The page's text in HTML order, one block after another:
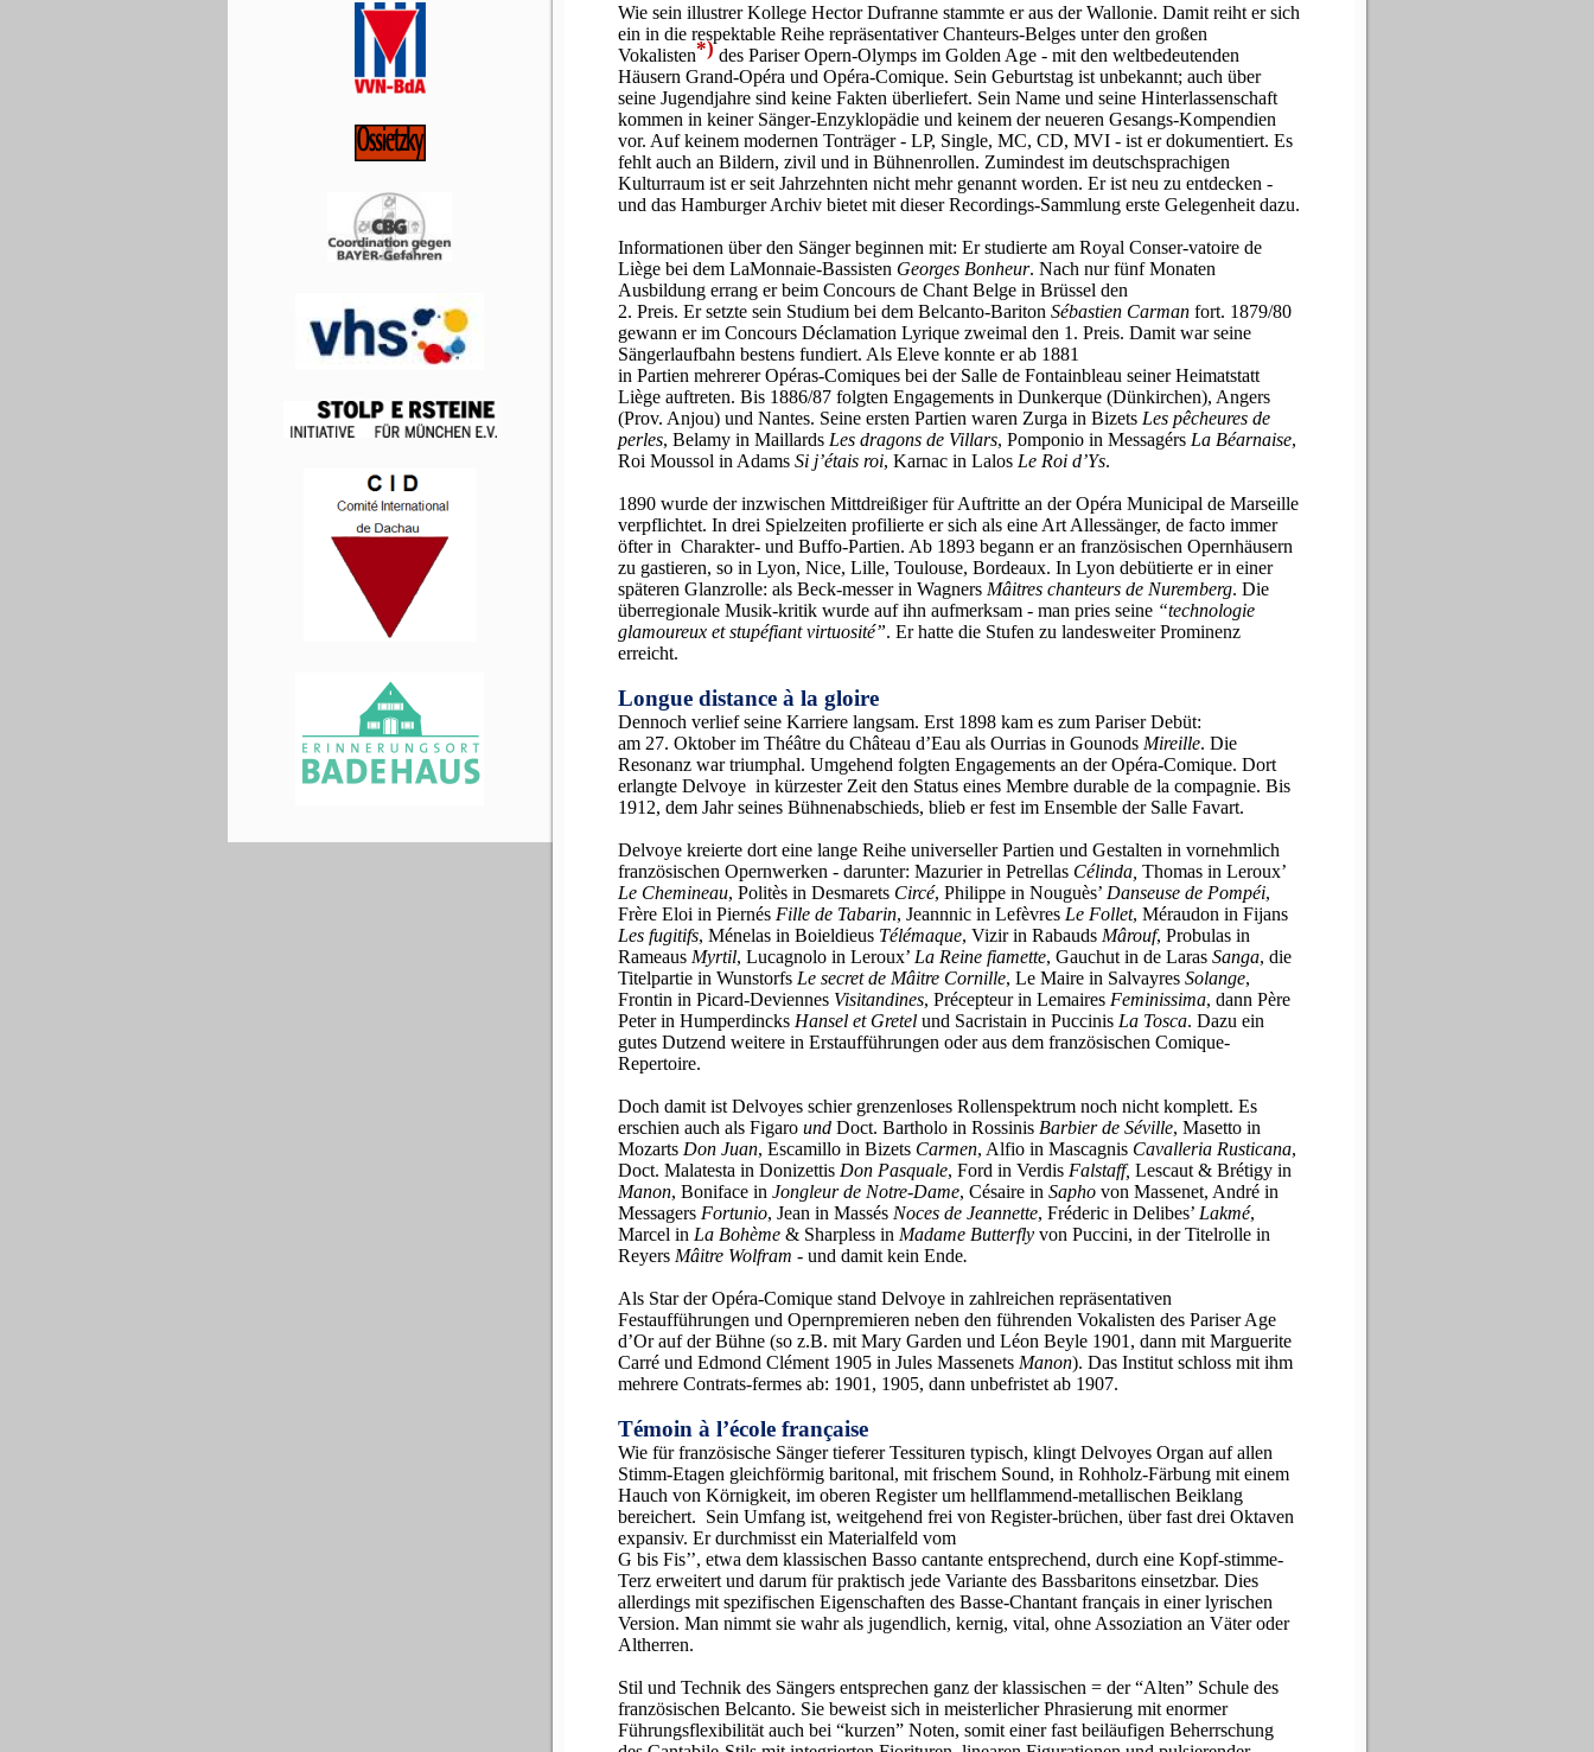
Wie sein illustrer Kollege Hector Dufranne stammte er aus der Wallonie. Damit reiht er sich
ein in die respektable Reihe repräsentativer Chanteurs-Belges unter den großen
Vokalisten*) des Pariser Opern-Olymps im Golden Age - mit den weltbedeutenden
Häusern Grand-Opéra und Opéra-Comique. Sein Geburtstag ist unbekannt; auch über
seine Jugendjahre sind keine Fakten überliefert. Sein Name und seine Hinterlassenschaft
kommen in keiner Sänger-Enzyklopädie und keinem der neueren Gesangs-Kompendien
vor. Auf keinem modernen Tonträger - LP, Single, MC, CD, MVI - ist er dokumentiert. Es
fehlt auch an Bildern, zivil und in Bühnenrollen. Zumindest im deutschsprachigen
Kulturraum ist er seit Jahrzehnten nicht mehr genannt worden. Er ist neu zu entdecken -
und das Hamburger Archiv bietet mit dieser Recordings-Sammlung erste Gelegenheit dazu.
Informationen über den Sänger beginnen mit: Er studierte am Royal Conser-vatoire de
Liège bei dem LaMonnaie-Bassisten Georges Bonheur. Nach nur fünf Monaten
Ausbildung errang er beim Concours de Chant Belge in Brüssel den
2. Preis. Er setzte sein Studium bei dem Belcanto-Bariton Sébastien Carmanfort. 1879/80
gewann er im Concours Déclamation Lyrique zweimal den 1. Preis. Damit war seine
Sängerlaufbahn bestens fundiert. Als Eleve konnte er ab 1881
in Partien mehrerer Opéras-Comiques bei der Salle de Fontainbleau seiner Heimatstatt
Liège auftreten. Bis 1886/87 folgten Engagements in Dunkerque (Dünkirchen), Angers
(Prov. Anjou) und Nantes. Seine ersten Partien waren Zurga in Bizets Les pêcheures de
perles, Belamy in Maillards Les dragons de Villars, Pomponio in Messagérs La Béarnaise,
Roi Moussol in Adams Si j’étais roi, Karnac in Lalos Le Roi d’Ys.
1890 wurde der inzwischen Mittdreißiger für Auftritte an der Opéra Municipal de Marseille
verpflichtet. In drei Spielzeiten profilierte er sich als eine Art Allessänger, de facto immer
öfter in Charakter- und Buffo-Partien. Ab 1893 begann er an französischen Opernhäusern
zu gastieren, so in Lyon, Nice, Lille, Toulouse, Bordeaux. In Lyon debütierte er in einer
späteren Glanzrolle: als Beck-messer in Wagners Mâitres chanteurs de Nuremberg. Die
überregionale Musik-kritik wurde auf ihn aufmerksam - man pries seine “technologie
glamoureux et stupéfiant virtuosité”. Er hatte die Stufen zu landesweiter Prominenz
erreicht.
Longue distance à la gloire
Dennoch verlief seine Karriere langsam. Erst 1898 kam es zum Pariser Debüt:
am 27. Oktober im Théâtre du Château d’Eau als Ourrias in Gounods Mireille. Die
Resonanz war triumphal. Umgehend folgten Engagements an der Opéra-Comique. Dort
erlangte Delvoye in kürzester Zeit den Status eines Membre durable de la compagnie. Bis
1912, dem Jahr seines Bühnenabschieds, blieb er fest im Ensemble der Salle Favart.
Delvoye kreierte dort eine lange Reihe universeller Partien und Gestalten in vornehmlich
französischen Opernwerken - darunter: Mazurier in Petrellas Célinda, Thomas in Leroux’
Le Chemineau, Politès in Desmarets Circé, Philippe in Nouguès’ Danseuse de Pompéi,
Frère Eloi in Piernés Fille de Tabarin, Jeannnic in Lefèvres Le Follet, Méraudon in Fijans
Les fugitifs, Ménelas in Boieldieus Télémaque, Vizir in Rabauds Mârouf, Probulas in
Rameaus Myrtil, Lucagnolo in Leroux’ La Reine fiamette, Gauchut in de Laras Sanga, die
Titelpartie in Wunstorfs Le secret de Mâitre Cornille, Le Maire in Salvayres Solange,
Frontin in Picard-Deviennes Visitandines, Précepteur in Lemaires Feminissima, dann Père
Peter in Humperdincks Hansel et Gretelund Sacristain in Puccinis La Tosca. Dazu ein
gutes Dutzend weitere in Erstaufführungen oder aus dem französischen Comique-
Repertoire.
Doch damit ist Delvoyes schier grenzenloses Rollenspektrum noch nicht komplett. Es
erschien auch als Figaro undDoct. Bartholo in Rossinis Barbier de Séville, Masetto in
Mozarts Don Juan, Escamillo in Bizets Carmen, Alfio in Mascagnis Cavalleria Rusticana,
Doct. Malatesta in Donizettis Don Pasquale, Ford in Verdis Falstaff, Lescaut & Brétigy in
Manon, Boniface in Jongleur de Notre-Dame, Césaire in Saphovon Massenet, André in
Messagers Fortunio, Jean in Massés Noces de Jeannette, Fréderic in Delibes’ Lakmé,
Marcel in La Bohème& Sharpless in Madame Butterflyvon Puccini, in der Titelrolle in
Reyers Mâitre Wolfram - und damit kein Ende.
Als Star der Opéra-Comique stand Delvoye in zahlreichen repräsentativen
Festaufführungen und Opernpremieren neben den führenden Vokalisten des Pariser Age
d’Or auf der Bühne (so z.B. mit Mary Garden und Léon Beyle 1901, dann mit Marguerite
Carré und Edmond Clément 1905 in Jules Massenets Manon). Das Institut schloss mit ihm
mehrere Contrats-fermes ab: 1901, 1905, dann unbefristet ab 1907.
Témoin à l’école française
Wie für französische Sänger tieferer Tessituren typisch, klingt Delvoyes Organ auf allen
Stimm-Etagen gleichförmig baritonal, mit frischem Sound, in Rohholz-Färbung mit einem
Hauch von Körnigkeit, im oberen Register um hellflammend-metallischen Beiklang
bereichert. Sein Umfang ist, weitgehend frei von Register-brüchen, über fast drei Oktaven
expansiv. Er durchmisst ein Materialfeld vom
G bis Fis’’, etwa dem klassischen Basso cantante entsprechend, durch eine Kopf-stimme-
Terz erweitert und darum für praktisch jede Variante des Bassbaritons einsetzbar. Dies
allerdings mit spezifischen Eigenschaften des Basse-Chantant français in einer lyrischen
Version. Man nimmt sie wahr als jugendlich, kernig, vital, ohne Assoziation an Väter oder
Altherren.
Stil und Technik des Sängers entsprechen ganz der klassischen = der “Alten” Schule des
französischen Belcanto. Sie beweist sich in meisterlicher Phrasierung mit enormer
Führungsflexibilität auch bei “kurzen” Noten, somit einer fast beiläufigen Beherrschung